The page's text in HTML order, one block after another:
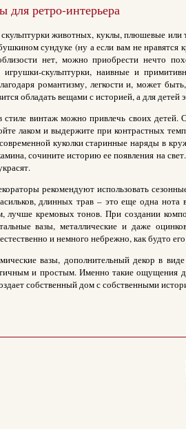
для ретро-интерьера
животных, куклы, плюшевые
сундуке (ну а если вам не
нет, можно приобрести нечто
скульптурки, наивные и
романтизму, легкости и, может
обладать вещами с историей, а для детей
винтаж можно привлечь своих детей.
лаком и выдержите при контрастных
куколки старинные наряды в
сочините историю ее появления на
рекомендуют использовать
длинных трав – это еще одна нота
лучше кремовых тонов. При создании
вазы, металлические и даже
и немного небрежно, как будто
вазы, дополнительный декор в
и простым. Именно такие ощущения
собственный дом с собственными